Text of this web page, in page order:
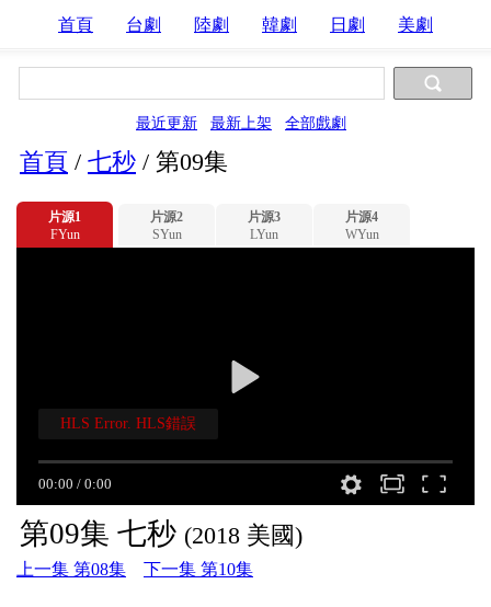
首頁 台劇 陸劇 韓劇 日劇 美劇
最近更新 最新上架 全部戲劇
首頁 / 七秒 / 第09集
片源1
FYun
片源2
SYun
片源3
LYun
片源4
WYun
00:00 / 0:00
HLS Error. HLS錯誤
第09集 七秒 (2018 美國)
上一集 第08集 下一集 第10集